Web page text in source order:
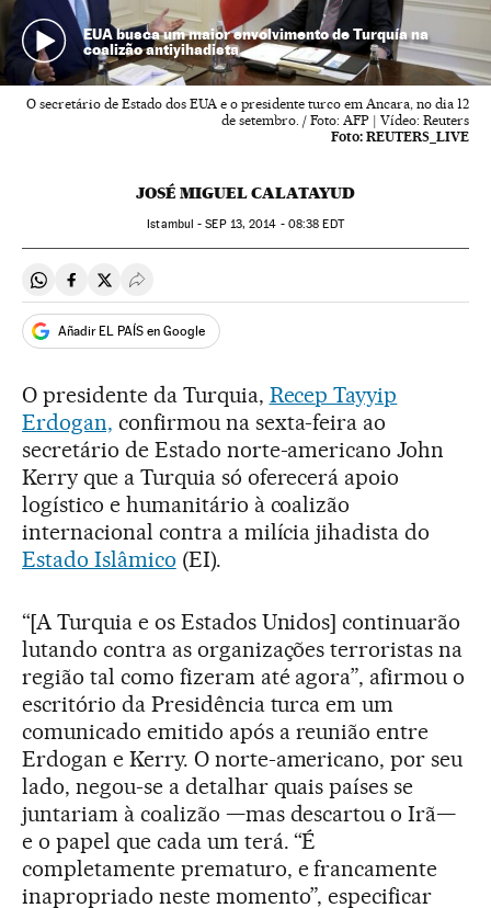
EUA busca um maior envolvimento de Turquía na
coalizão antiyihadista
O secretário de Estado dos EUA e o presidente turco em Ancara, no dia 12
de setembro. / Foto: AFP | Vídeo: Reuters
Foto: REUTERS_LIVE
JOSÉ MIGUEL CALATAYUD
Istambul -SEP13, 2014 - 08:38 EDT
Compartir en Whatsapp
Compartir en Facebook
Compartir en Twitter
Desplegar Redes Sociales
Añadir EL PAÍS en Google
O presidente da Turquia, Recep Tayyip
Erdogan, confirmou na sexta-feira ao
secretário de Estado norte-americano John
Kerry que a Turquia só oferecerá apoio
logístico e humanitário à coalizão
internacional contra a milícia jihadista do
Estado Islâmico (EI).
“[A Turquia e os Estados Unidos] continuarão
lutando contra as organizações terroristas na
região tal como fizeram até agora”, afirmou o
escritório da Presidência turca em um
comunicado emitido após a reunião entre
Erdogan e Kerry. O norte-americano, por seu
lado, negou-se a detalhar quais países se
juntariam à coalizão —mas descartou o Irã—
e o papel que cada um terá. “É
completamente prematuro, e francamente
inapropriado neste momento”, especificar